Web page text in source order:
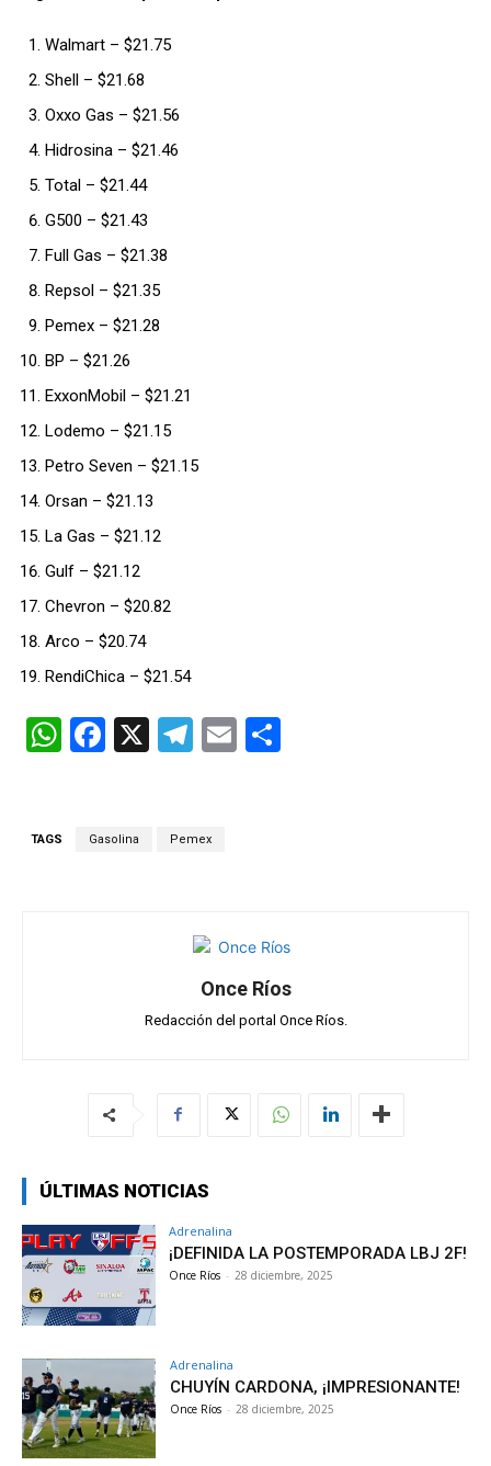
Walmart – $21.75
Shell – $21.68
Oxxo Gas – $21.56
Hidrosina – $21.46
Total – $21.44
G500 – $21.43
Full Gas – $21.38
Repsol – $21.35
Pemex – $21.28
BP – $21.26
ExxonMobil – $21.21
Lodemo – $21.15
Petro Seven – $21.15
Orsan – $21.13
La Gas – $21.12
Gulf – $21.12
Chevron – $20.82
Arco – $20.74
RendiChica – $21.54
W F
b
X
T
gr
E
TAGS Gasolina Pemex
Once Ríos
Redacción del portal Once Ríos.
ÚLTIMAS NOTICIAS
Adrenalina
¡DEFINIDA LA POSTEMPORADA LBJ 2F!
Once Ríos - 28 diciembre, 2025
Adrenalina
CHUYÍN CARDONA, ¡IMPRESIONANTE!
Once Ríos - 28 diciembre, 2025